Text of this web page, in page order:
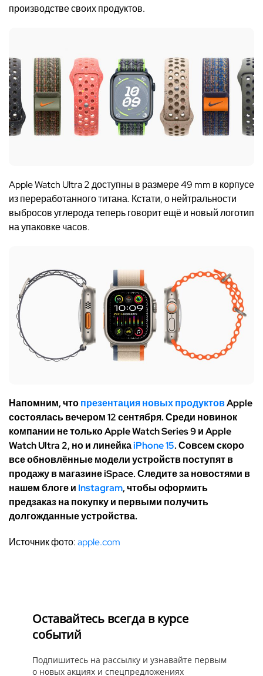
производстве своих продуктов.
Apple Watch Ultra 2 доступны в размере 49 mm в корпусе
из переработанного титана. Кстати, о нейтральности
выбросов углерода теперь говорит ещё и новый логотип
на упаковке часов.
Напомним, чтопрезентация новых продуктовApple
состоялась вечером 12 сентября. Среди новинок
компании не толькоAppleWatchSeries9 иApple
WatchUltra 2, но и линейкаiPhone15. Совсем скоро
все обновлённые модели устройств поступят в
продажу в магазинеiSpace. Следите за новостями в
нашем блоге и Instagram, чтобы оформить
предзаказ на покупку и первыми получить
долгожданные устройства.
Источник фото:apple.com
Оставайтесь всегда в курсе
событий
Подпишитесь на рассылку и узнавайте первым
о новых акциях и спецпредложениях